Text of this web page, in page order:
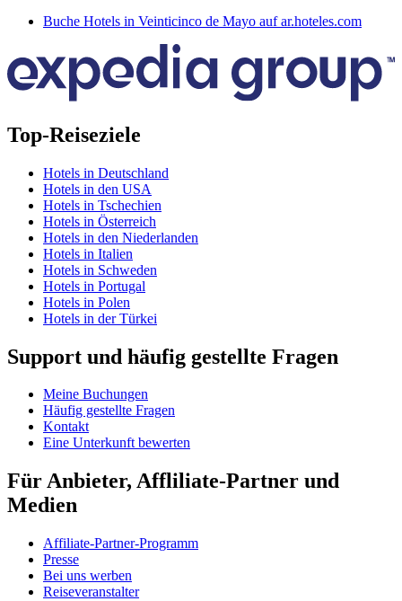
Buche Hotels in Veinticinco de Mayo auf ar.hoteles.com
Top-Reiseziele
Hotels in Deutschland
Hotels in den USA
Hotels in Tschechien
Hotels in Österreich
Hotels in den Niederlanden
Hotels in Italien
Hotels in Schweden
Hotels in Portugal
Hotels in Polen
Hotels in der Türkei
Support und häufig gestellte Fragen
Meine Buchungen
Häufig gestellte Fragen
Kontakt
Eine Unterkunft bewerten
Für Anbieter, Affliliate-Partner und
Medien
Affiliate-Partner-Programm
Presse
Bei uns werben
Reiseveranstalter